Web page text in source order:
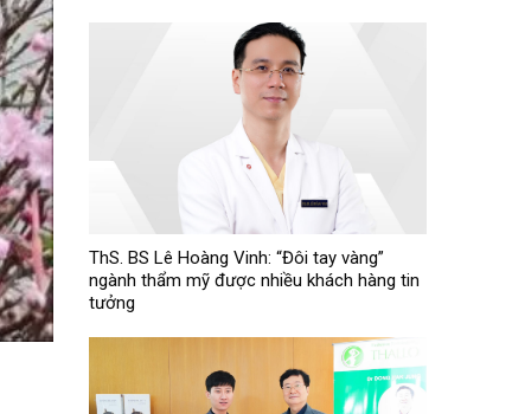
ThS. BS Lê Hoàng Vinh: “Đôi tay vàng”
ngành thẩm mỹ được nhiều khách hàng tin
tưởng